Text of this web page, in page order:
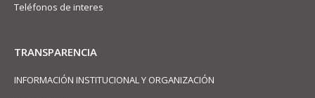
Teléfonos de interes
TRANSPARENCIA
INFORMACIÓN INSTITUCIONAL Y ORGANIZACIÓN